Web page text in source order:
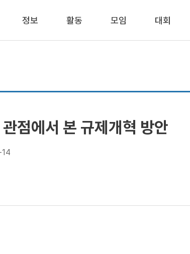
정보 활동 모임 대회
점에서 본 규제개혁 방안